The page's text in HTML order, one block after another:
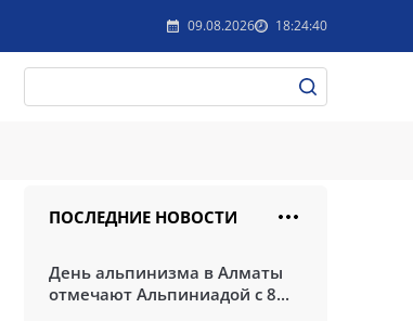
09.08.2026 18:24:40
ПОСЛЕДНИЕ НОВОСТИ
День альпинизма в Алматы
отмечают Альпиниадой с 8...